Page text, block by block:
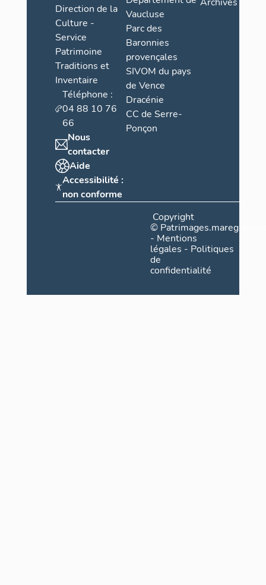
Direction de la
Culture -
Service
Patrimoine
Traditions et
Inventaire
Téléphone :
04 88 10 76
66
Nous
contacter
Aide
Accessibilité :
non conforme
Vaucluse
Parc des
Baronnies
provençales
SIVOM du pays
de Vence
Dracénie
CC de Serre-
Ponçon
Copyright
©
- Mentions
légales - Politiques
de
confidentialité